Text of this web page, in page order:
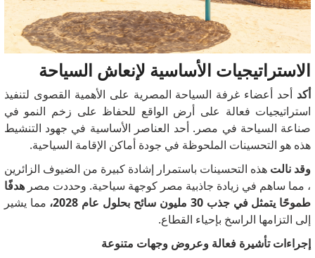
الاستراتيجيات الأساسية لإنعاش السياحة
أكد أحد أعضاء غرفة السياحة المصرية على الأهمية القصوى لتنفيذ
استراتيجيات فعالة على أرض الواقع للحفاظ على زخم النمو في
صناعة السياحة في مصر.أحد العناصر الأساسية في جهود التنشيط
هذه هو التحسينات الملحوظة في جودة أماكن الإقامة السياحية.
وقد نالت هذه التحسينات باستمرار إشادة كبيرة من الضيوف الزائرين
، مما ساهم في زيادة جاذبية مصر كوجهة سياحية. وحددت مصرهدفًا
طموحًا يتمثل في جذب 30 مليون سائح بحلول عام 2028،
مما يشير
إلى التزامها الراسخ بإحياء القطاع.
إجراءات تأشيرة فعالة وعروض وجهات متنوعة